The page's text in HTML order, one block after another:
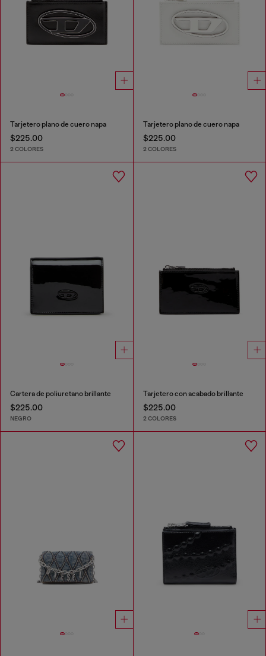
Tarjetero plano de cuero napa
$225.00
2 COLORES
Tarjetero plano de cuero napa
$225.00
2 COLORES
Cartera de poliuretano brillante
$225.00
NEGRO
Tarjetero con acabado brillante
$225.00
2 COLORES